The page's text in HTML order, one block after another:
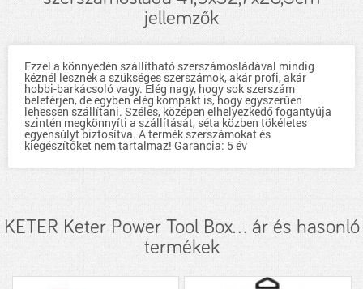
jellemzők
Ezzel a könnyedén szállítható szerszámosládával mindig
kéznél lesznek a szükséges szerszámok, akár profi, akár
hobbi-barkácsoló vagy. Elég nagy, hogy sok szerszám
beleférjen, de egyben elég kompakt is, hogy egyszerűen
lehessen szállítani. Széles, középen elhelyezkedő fogantyúja
szintén megkönnyíti a szállítását, séta közben tökéletes
egyensúlyt biztosítva. A termék szerszámokat és
kiegészítőket nem tartalmaz! Garancia: 5 év
KETER Keter Power Tool Box... ár és hasonló
termékek